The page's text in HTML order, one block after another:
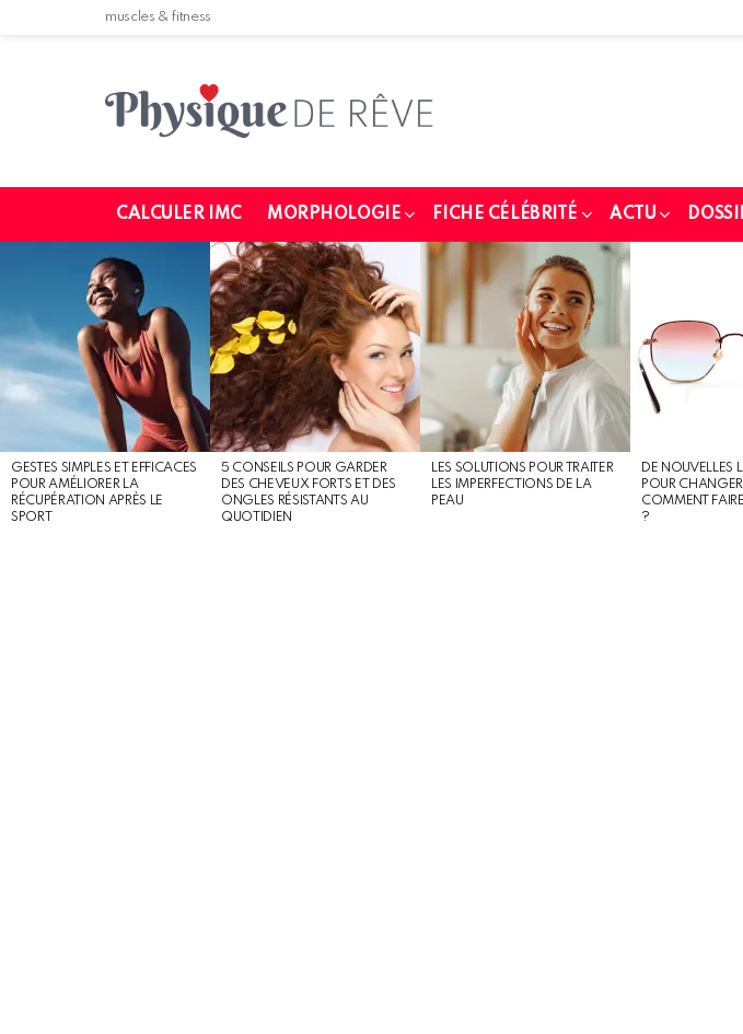
muscles & fitness
CALCULER IMC MORPHOLOGIE FICHE CÉLÉBRITÉ ACTU
GESTES SIMPLES ET EFFICACES
POUR AMÉLIORER LA
RÉCUPÉRATION APRÈS LE
SPORT
5 CONSEILS POUR GARDER
DES CHEVEUX FORTS ET DES
ONGLES RÉSISTANTS AU
QUOTIDIEN
LES SOLUTIONS POUR TRAITER
LES IMPERFECTIONS DE LA
PEAU
DE NOUVELLES
POUR
COMMENT
?